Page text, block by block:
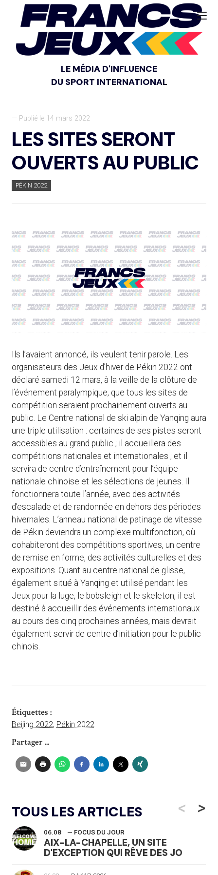
LE MÉDIA D'INFLUENCE
DU SPORT INTERNATIONAL
— Publié le 14 mars 2022
LES SITES SERONT
OUVERTS AU PUBLIC
PÉKIN 2022
Ils l’avaient annoncé, ils veulent tenir parole. Les
organisateurs des Jeux d’hiver de Pékin 2022 ont
déclaré samedi 12 mars, à la veille de la clôture de
l’événement paralympique, que tous les sites de
compétition seraient prochainement ouverts au
public. Le Centre national de ski alpin de Yanqing aura
une triple utilisation : certaines de ses pistes seront
accessibles au grand public ; il accueillera des
compétitions nationales et internationales ; et il
servira de centre d’entraînement pour l’équipe
nationale chinoise et les sélections de jeunes. Il
fonctionnera toute l’année, avec des activités
d’escalade et de randonnée en dehors des périodes
hivernales. L’anneau national de patinage de vitesse
de Pékin deviendra un complexe multifonction, où
cohabiteront des compétitions sportives, un centre
de remise en forme, des activités culturelles et des
expositions. Quant au centre national de glisse,
également situé à Yanqing et utilisé pendant les
Jeux pour la luge, le bobsleigh et le skeleton, il est
destiné à accueillir des événements internationaux
au cours des cinq prochaines années, mais devrait
également servir de centre d’initiation pour le public
chinois.
Étiquettes :
Beijing 2022, Pékin 2022
Partager ...
TOUS LES ARTICLES <
06.08 — FOCUS DU JOUR
AIX-LA-CHAPELLE, UN SITE
D'EXCEPTION QUI RÊVE DES JO
>